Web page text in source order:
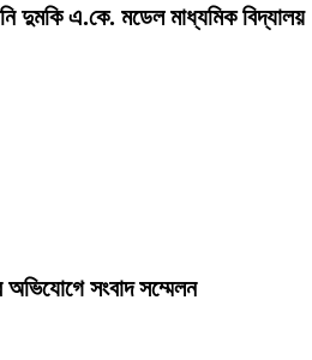
দুমকি এ.কে. মডেল মাধ্যমিক বিদ্যালয়
অভিযোগে সংবাদ সম্মেলন